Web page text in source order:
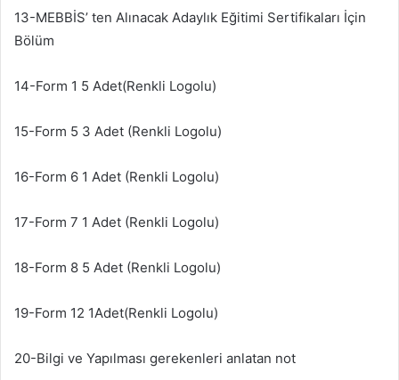
13-MEBBİS’ ten Alınacak Adaylık Eğitimi Sertifikaları İçin
Bölüm
14-Form 1 5 Adet(Renkli Logolu)
15-Form 5 3 Adet (Renkli Logolu)
16-Form 6 1 Adet (Renkli Logolu)
17-Form 7 1 Adet (Renkli Logolu)
18-Form 8 5 Adet (Renkli Logolu)
19-Form 12 1Adet(Renkli Logolu)
20-Bilgi ve Yapılması gerekenleri anlatan not